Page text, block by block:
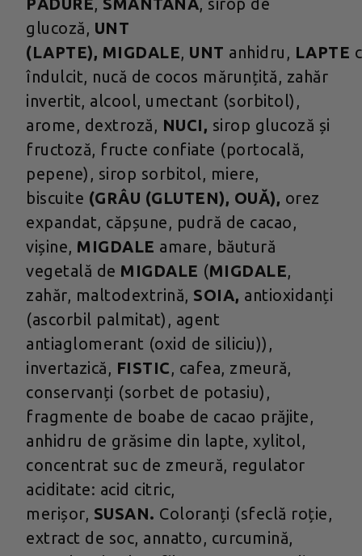
glucoză, UNT
(LAPTE), MIGDALE, UNT anhidru, LAPTE
îndulcit, nucă de cocos mărunțită, zahăr
invertit, alcool, umectant (sorbitol),
arome, dextroză, NUCI, sirop glucoză și
fructoză, fructe confiate (portocală,
pepene), sirop sorbitol, miere,
biscuite (GRÂU (GLUTEN), OUĂ), orez
expandat, căpșune, pudră de cacao,
vișine, MIGDALE amare, băutură
vegetală de MIGDALE (MIGDALE,
zahăr, maltodextrină, SOIA, antioxidanți
(ascorbil palmitat), agent
antiaglomerant (oxid de siliciu)),
invertazică, FISTIC, cafea, zmeură,
conservanți (sorbet de potasiu),
fragmente de boabe de cacao prăjite,
anhidru de grăsime din lapte, xylitol,
concentrat suc de zmeură, regulator
aciditate: acid citric,
merișor, SUSAN. Coloranți (sfeclă roție,
extract de soc, annatto, curcumină,